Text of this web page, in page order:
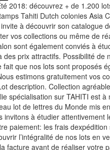
2018: découvrez + de 1.200
Tahiti Dutch colonies Asia
à découvrir son catalogue
vos collections ou même de
sont également conviés à
des prix attractifs. Possibilité
fait que nos lots sont proposés
estimons gratuitement vos
description. Collection
spécialisation sur TAHITI est
lot de lettres du Monde mis
invitons à étudier
paiement: les frais
l’intégralité de nos lots en
facture avant de réaliser votre